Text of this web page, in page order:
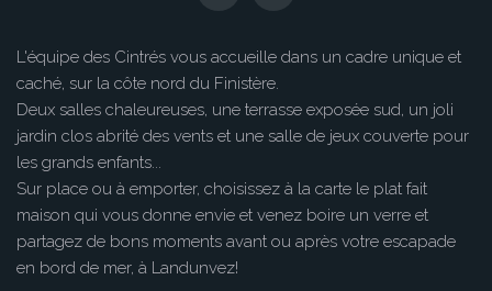
L'équipe des Cintrés vous accueille dans un cadre unique et
caché, sur la côte nord du Finistère.
Deux salles chaleureuses, une terrasse exposée sud, un joli
jardin clos abrité des vents et une salle de jeux couverte pour
les grands enfants...
Sur place ou à emporter, choisissez à la carte le plat fait
maison qui vous donne envie et venez boire un verre et
partagez de bons moments avant ou après votre escapade
en bord de mer, à Landunvez!